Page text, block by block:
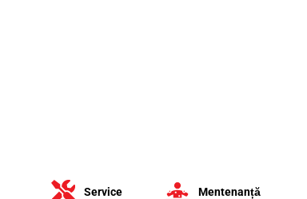
Service Mentenanță